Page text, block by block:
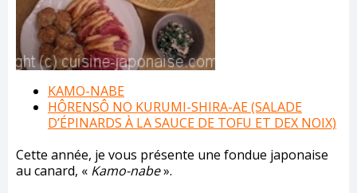
KAMO-NABE
HÔRENSÔ NO KURUMI-SHIRA-AE (SALADE
D’ÉPINARDS À LA SAUCE DE TOFU ET DEX NOIX)
Cette année, je vous présente une fondue japonaise
au canard, « Kamo-nabe».